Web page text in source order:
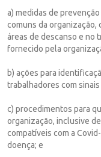
a) medidas de
comuns da
áreas de descanso e no
fornecido pela
b) ações para
trabalhadores com
c) procedimentos para
organização, inclusive
compatíveis com a
doença; e